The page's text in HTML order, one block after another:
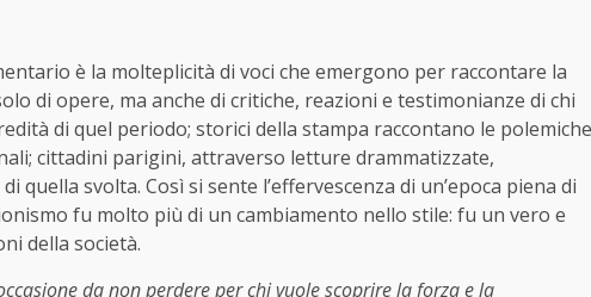
è la molteplicità di voci che emergono per raccontare la
di opere, ma anche di critiche, reazioni e testimonianze di chi
di quel periodo; storici della stampa raccontano le polemiche
cittadini parigini, attraverso letture drammatizzate,
quella svolta. Così si sente l’effervescenza di un’epoca piena di
fu molto più di un cambiamento nello stile: fu un vero e
della società.
da non perdere per chi vuole scoprire la forza e la